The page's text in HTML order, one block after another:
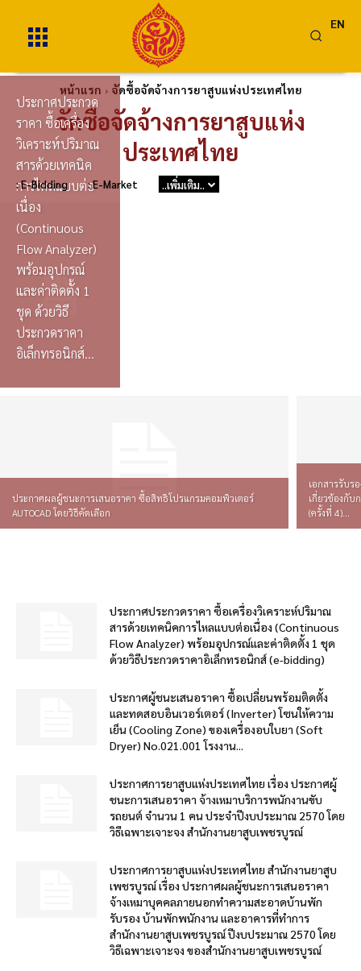
EN
หน้าแรก จัดซื้อจัดจ้างการยาสูบแห่งประเทศไทย
จัดซื้อจัดจ้างการยาสูบแห่ง
ประเทศไทย
: E-Bidding : E-Market ..เพิ่มเติม..
ประกาศประกวด
ราคา ซื้อเครื่อง
วิเคราะห์ปริมาณ
สารด้วยเทคนิค
การไหลแบบต่อ
เนื่อง
(Continuous
Flow Analyzer)
พร้อมอุปกรณ์
และค่าติดตั้ง 1
ชุด ด้วยวิธี
ประกวดราคา
อิเล็กทรอนิกส์...
ประกาศผลผู้ชนะการเสนอราคา ซื้อสิทธิโปรแกรมคอมพิวเตอร์
AUTOCAD โดยวิธีคัดเลือก
เอกสารรับร
เกี่ยวข้องกับ
(ครั้งที่ 4)...
ประกาศประกวดราคา ซื้อเครื่องวิเคราะห์ปริมาณ
สารด้วยเทคนิคการไหลแบบต่อเนื่อง (Continuous
Flow Analyzer) พร้อมอุปกรณ์และค่าติดตั้ง 1 ชุด
ด้วยวิธีประกวดราคาอิเล็กทรอนิกส์ (e-bidding)
ประกาศผู้ชนะเสนอราคา ซื้อเปลี่ยนพร้อมติดตั้ง
และทดสอบอินเวอร์เตอร์ (Inverter) โซนให้ความ
เย็น (Cooling Zone) ของเครื่องอบใบยา (Soft
Dryer) No.021.001 โรงงาน...
ประกาศการยาสูบแห่งประเทศไทย เรื่อง ประกาศผู้
ชนะการเสนอราคา จ้างเหมาบริการพนักงานขับ
รถยนต์ จำนวน 1 คน ประจำปีงบประมาณ 2570 โดย
วิธีเฉพาะเจาะจง สำนักงานยาสูบเพชรบูรณ์
ประกาศการยาสูบแห่งประเทศไทย สำนักงานยาสูบ
เพชรบูรณ์ เรื่อง ประกาศผลผู้ชนะการเสนอราคา
จ้างเหมาบุคคลภายนอกทำความสะอาดบ้านพัก
รับรอง บ้านพักพนักงาน และอาคารที่ทำการ
สำนักงานยาสูบเพชรบูรณ์ ปีงบประมาณ 2570 โดย
วิธีเฉพาะเจาะจง ของสำนักงานยาสูบเพชรบูรณ์